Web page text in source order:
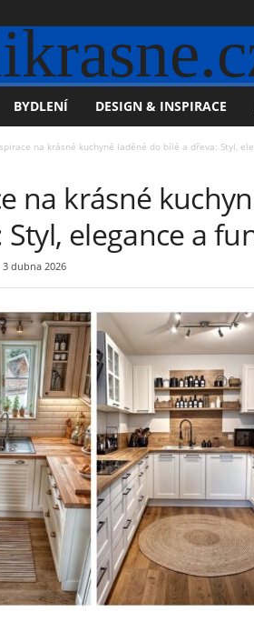
BYDLENÍ DESIGN & INSPIRACE
na krásné kuchyně laděné do bílé a dřeva: Styl,
na krásné
Styl, elegance a
3 dubna 2026